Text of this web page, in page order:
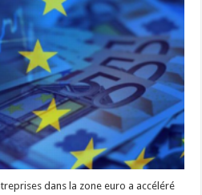
dans la zone euro a accéléré